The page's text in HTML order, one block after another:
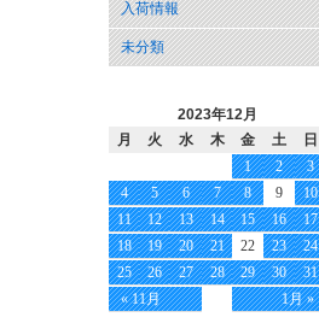
入荷情報
未分類
2023年12月
月
火 水 木 金 土 日
« 11月 1月 »
1 2
3
4
5 6 7 8 9
10
11
12 13 14 15 16
17
18
19 20 21 22 23
24
25
26 27 28 29 30 31